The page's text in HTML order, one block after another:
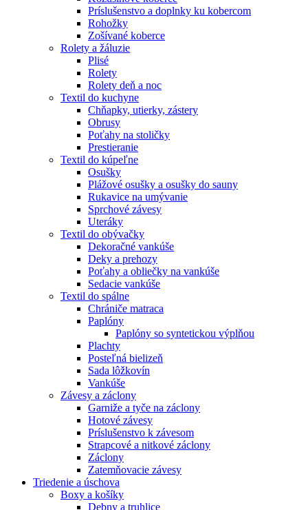
Príslušenstvo a doplnky ku kobercom
Rohožky
Zošívané koberce
Rolety a žáluzie
Plisé
Rolety
Rolety deň a noc
Textil do kuchyne
Chňapky, utierky, zástery
Obrusy
Poťahy na stoličky
Prestieranie
Textil do kúpeľne
Osušky
Plážové osušky a osušky do sauny
Rukavice na umývanie
Sprchové závesy
Uteráky
Textil do obývačky
Dekoračné vankúše
Deky a prehozy
Poťahy a obliečky na vankúše
Sedacie vankúše
Textil do spálne
Chrániče matraca
Paplóny
Paplóny so syntetickou výplňou
Plachty
Posteľná bielizeň
Sada lôžkovín
Vankúše
Závesy a záclony
Garniže a tyče na záclony
Hotové závesy
Príslušenstvo k závesom
Strapcové a nitkové záclony
Záclony
Zatemňovacie závesy
Triedenie a úschova
Boxy a košíky
Debny a truhlice